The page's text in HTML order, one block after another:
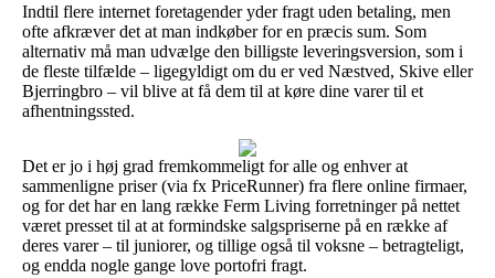
Indtil flere internet foretagender yder fragt uden betaling, men
ofte afkræver det at man indkøber for en præcis sum. Som
alternativ må man udvælge den billigste leveringsversion, som i
de fleste tilfælde – ligegyldigt om du er ved Næstved, Skive eller
Bjerringbro – vil blive at få dem til at køre dine varer til et
afhentningssted.
Det er jo i høj grad fremkommeligt for alle og enhver at
sammenligne priser (via fx PriceRunner) fra flere online firmaer,
og for det har en lang række Ferm Living forretninger på nettet
været presset til at at formindske salgspriserne på en række af
deres varer – til juniorer, og tillige også til voksne – betragteligt,
og endda nogle gange love portofri fragt.